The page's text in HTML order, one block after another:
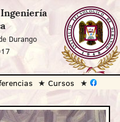
Durango
Cursos